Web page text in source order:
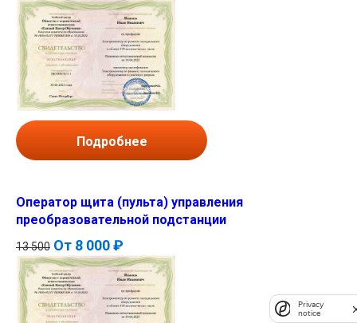
Подробнее
Оператор щита (пульта) управления
преобразовательной подстанции
13 500 От 8 000 ₽
Privacy
notice